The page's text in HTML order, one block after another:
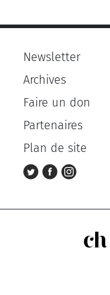
Newsletter
Archives
Faire un don
Partenaires
Plan de site